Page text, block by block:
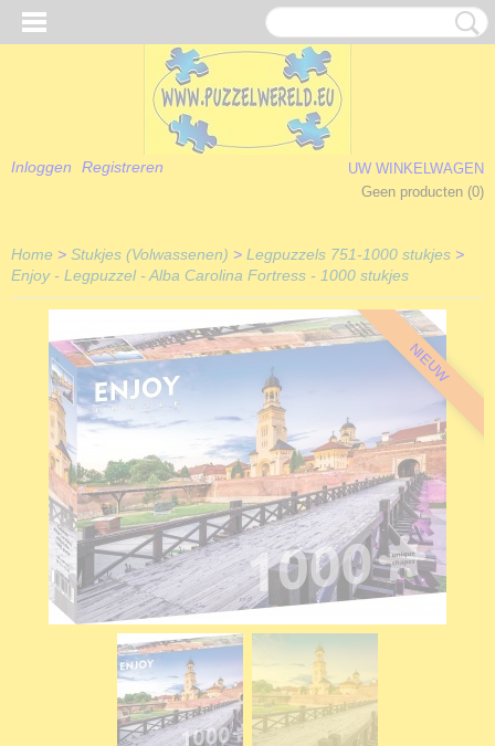
Inloggen Registreren
UW WINKELWAGEN
Geen producten (0)
Home > Stukjes (Volwassenen) > Legpuzzels 751-1000 stukjes >
Enjoy - Legpuzzel - Alba Carolina Fortress - 1000 stukjes
NIEUW